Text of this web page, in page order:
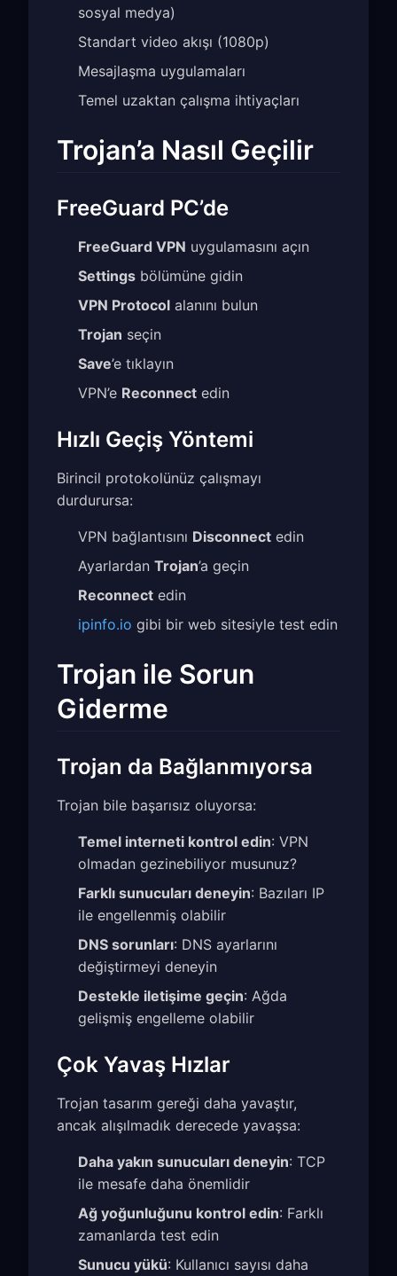
sosyal medya)
Standart video akışı (1080p)
Mesajlaşma uygulamaları
Temel uzaktan çalışma ihtiyaçları
Trojan’a Nasıl Geçilir
FreeGuard PC’de
FreeGuard VPN uygulamasını açın
Settings bölümüne gidin
VPN Protocol alanını bulun
Trojan seçin
Save’e tıklayın
VPN’e Reconnect edin
Hızlı Geçiş Yöntemi
Birincil protokolünüz çalışmayı
durdurursa:
VPN bağlantısını Disconnect edin
Ayarlardan Trojan’a geçin
Reconnect edin
ipinfo.io gibi bir web sitesiyle test edin
Trojan ile Sorun
Giderme
Trojan da Bağlanmıyorsa
Trojan bile başarısız oluyorsa:
Temel interneti kontrol edin: VPN
olmadan gezinebiliyor musunuz?
Farklı sunucuları deneyin: Bazıları IP
ile engellenmiş olabilir
DNS sorunları: DNS ayarlarını
değiştirmeyi deneyin
Destekle iletişime geçin: Ağda
gelişmiş engelleme olabilir
Çok Yavaş Hızlar
Trojan tasarım gereği daha yavaştır,
ancak alışılmadık derecede yavaşsa:
Daha yakın sunucuları deneyin: TCP
ile mesafe daha önemlidir
Ağ yoğunluğunu kontrol edin: Farklı
zamanlarda test edin
Sunucu yükü: Kullanıcı sayısı daha